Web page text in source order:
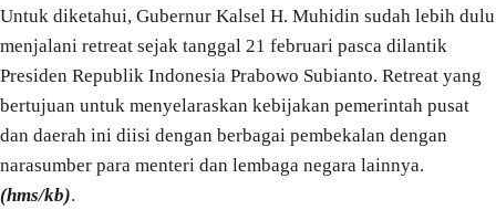
Untuk diketahui, Gubernur Kalsel H. Muhidin sudah lebih dulu
menjalani retreat sejak tanggal 21 februari pasca dilantik
Presiden Republik Indonesia Prabowo Subianto. Retreat yang
bertujuan untuk menyelaraskan kebijakan pemerintah pusat
dan daerah ini diisi dengan berbagai pembekalan dengan
narasumber para menteri dan lembaga negara lainnya.
(hms/kb).